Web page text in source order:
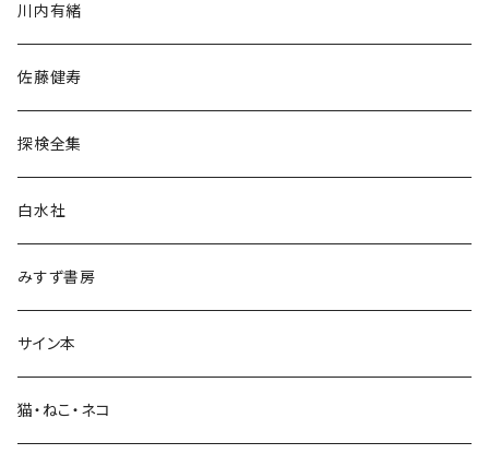
民族・風習
言語・ことば
川内有緒
佐藤健寿
探検全集
白水社
みすず書房
サイン本
猫・ねこ・ネコ